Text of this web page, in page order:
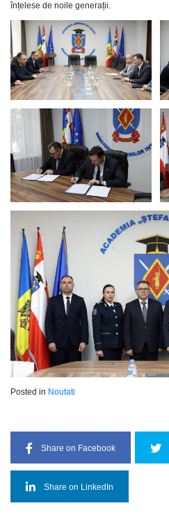
înțelese de noile generații.
Posted in Noutati
Share on Facebook
Share on LinkedIn